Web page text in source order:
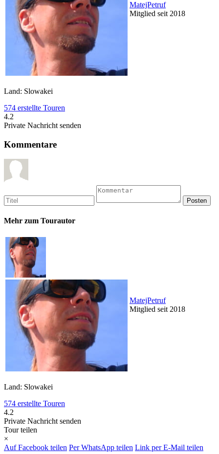
MatejPetruf
Mitglied seit 2018
Land: Slowakei
574 erstellte Touren
4.2
Private Nachricht senden
Kommentare
Mehr zum Tourautor
MatejPetruf
Mitglied seit 2018
Land: Slowakei
574 erstellte Touren
4.2
Private Nachricht senden
Tour teilen
×
Auf Facebook teilen Per WhatsApp teilen Link per E-Mail teilen